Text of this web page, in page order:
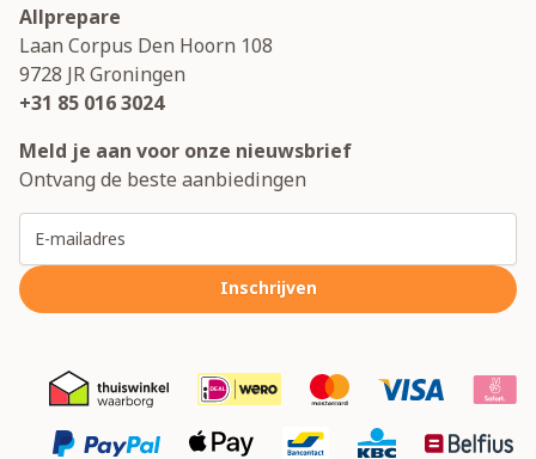
Allprepare
Laan Corpus Den Hoorn 108
9728 JRGroningen
+31 85 016 3024
Meld je aan voor onze nieuwsbrief
Ontvang de beste aanbiedingen
Inschrijven